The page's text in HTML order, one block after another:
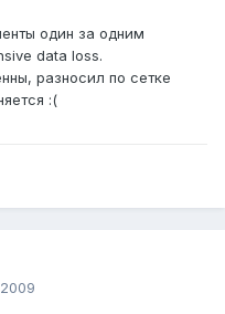
один за одним
data loss.
разносил по сетке
:(